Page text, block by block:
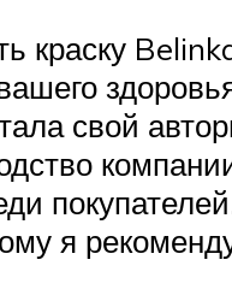
краску
свой
я